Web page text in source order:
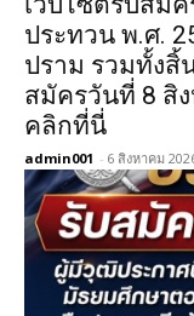
ประทวน พ.ศ.
ปราม รวมทั้งสิ้
สมัครวันที่ 8 สิ
คลิกที่นี่
admin001 - 6 สิงหาคม